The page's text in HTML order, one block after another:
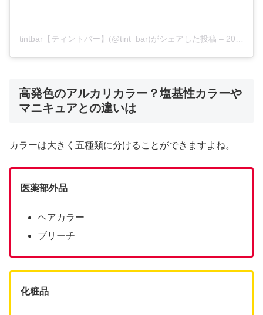
tintbar【ティントバー】(@tint_bar)がシェアした投稿 – 2020年 7月月31日午前1時47分PDT
高発色のアルカリカラー？塩基性カラーや
マニキュアとの違いは
カラーは大きく五種類に分けることができますよね。
医薬部外品
ヘアカラー
ブリーチ
化粧品